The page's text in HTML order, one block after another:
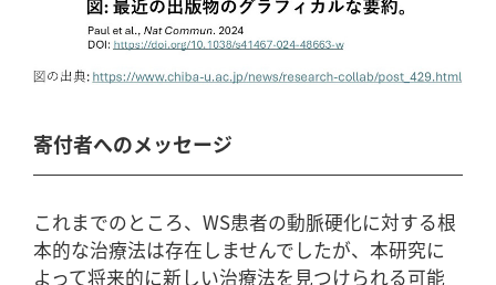
寄付者へのメッセージ
これまでのところ、WS患者の動脈硬化に対する根
本的な治療法は存在しませんでしたが、本研究に
よって将来的に新しい治療法を見つけられる可能